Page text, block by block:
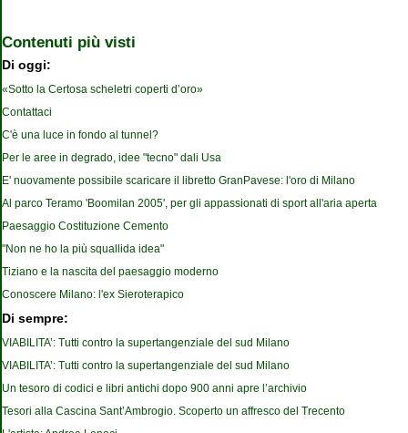
Contenuti più visti
Di oggi:
«Sotto la Certosa scheletri coperti d’oro»
Contattaci
C'è una luce in fondo al tunnel?
Per le aree in degrado, idee "tecno" dali Usa
E' nuovamente possibile scaricare il libretto GranPavese: l'oro di Milano
Al parco Teramo 'Boomilan 2005', per gli appassionati di sport all'aria aperta
Paesaggio Costituzione Cemento
"Non ne ho la più squallida idea"
Tiziano e la nascita del paesaggio moderno
Conoscere Milano: l'ex Sieroterapico
Di sempre:
VIABILITA’: Tutti contro la supertangenziale del sud Milano
VIABILITA’: Tutti contro la supertangenziale del sud Milano
Un tesoro di codici e libri antichi dopo 900 anni apre l’archivio
Tesori alla Cascina Sant’Ambrogio. Scoperto un affresco del Trecento